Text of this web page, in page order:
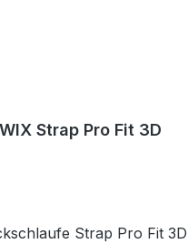
Strap Pro Fit 3D
Strap Pro Fit